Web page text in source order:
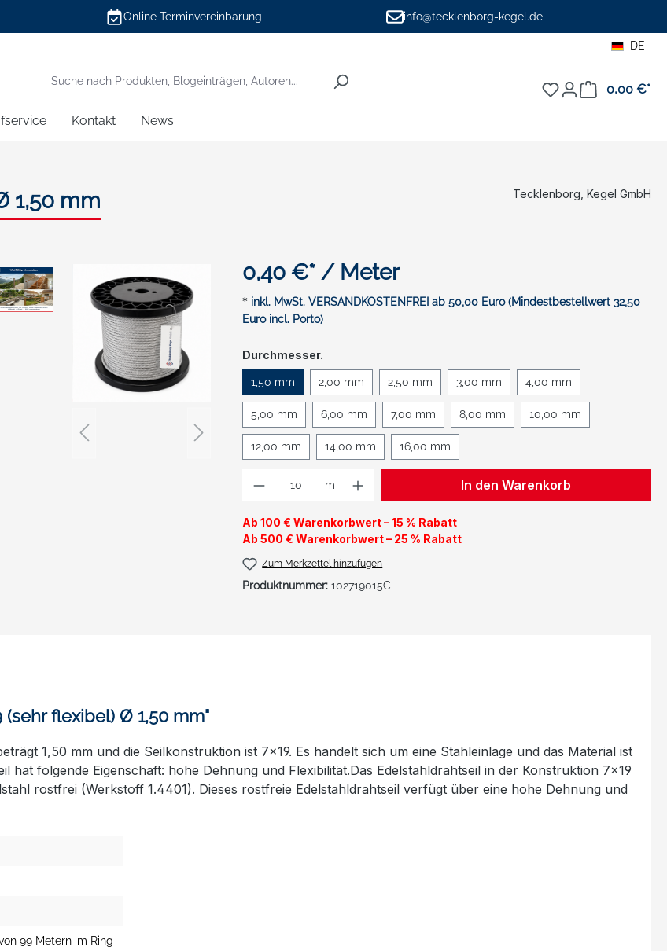
Online Terminvereinbarung info@tecklenborg-kegel.de
DE
0,00 €*
Kontakt News
1,50 mm Tecklenborg, Kegel GmbH
0,40 €* / Meter
* inkl. MwSt. VERSANDKOSTENFREI ab 50,00 Euro (Mindestbestellwert 32,50
Euro incl. Porto)
Durchmesser.
1,50 mm 2,00 mm 2,50 mm 3,00 mm 4,00 mm
5,00 mm 6,00 mm 7,00 mm 8,00 mm 10,00 mm
12,00 mm 14,00 mm 16,00 mm
Produkt Anzahl: Gib den gewünschten Wert
m In den Warenkorb
Ab 100 € Warenkorbwert – 15 % Rabatt
Ab 500 € Warenkorbwert – 25 % Rabatt
Zum Merkzettel hinzufügen
Produktnummer: 102719015C
flexibel) Ø 1,50 mm"
1,50 mm und die Seilkonstruktion ist 7x19. Es handelt sich um eine Stahleinlage und das Material ist
hat folgende Eigenschaft: hohe Dehnung und Flexibilität.Das Edelstahldrahtseil in der Konstruktion 7x19
rostfrei (Werkstoff 1.4401). Dieses rostfreie Edelstahldrahtseil verfügt über eine hohe Dehnung und
99 Metern im Ring